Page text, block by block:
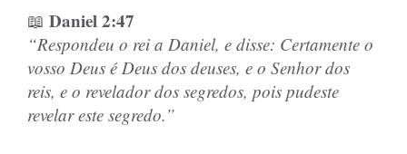
📖 Daniel 2:47
“Respondeu o rei a Daniel, e disse: Certamente o
vosso Deus é Deus dos deuses, e o Senhor dos
reis, e o revelador dos segredos, pois pudeste
revelar este segredo.”